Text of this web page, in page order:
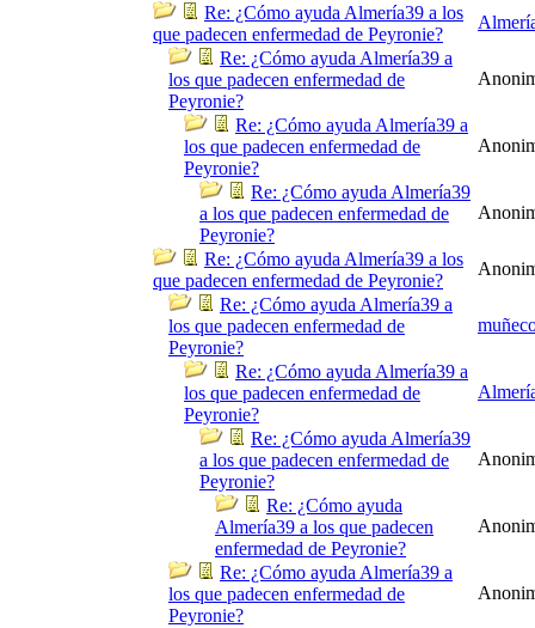
Re: ¿Cómo ayuda Almería39 a los
que padecen enfermedad de Peyronie?
Re: ¿Cómo ayuda Almería39 a
los que padecen enfermedad de
Peyronie?
Re: ¿Cómo ayuda Almería39 a
los que padecen enfermedad de
Peyronie?
Re: ¿Cómo ayuda Almería39
a los que padecen enfermedad de
Peyronie?
Re: ¿Cómo ayuda Almería39 a los
que padecen enfermedad de Peyronie?
Re: ¿Cómo ayuda Almería39 a
los que padecen enfermedad de
Peyronie?
Re: ¿Cómo ayuda Almería39 a
los que padecen enfermedad de
Peyronie?
Re: ¿Cómo ayuda Almería39
a los que padecen enfermedad de
Peyronie?
Re: ¿Cómo ayuda
Almería39 a los que padecen
enfermedad de Peyronie?
Re: ¿Cómo ayuda Almería39 a
los que padecen enfermedad de
Peyronie?